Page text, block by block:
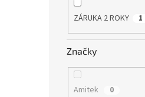
ZÁRUKA 2 ROKY 1
Značky
Amitek 0